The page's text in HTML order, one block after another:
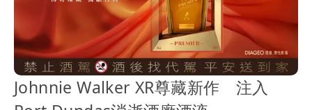
Johnnie Walker XR尊藏新作 注入